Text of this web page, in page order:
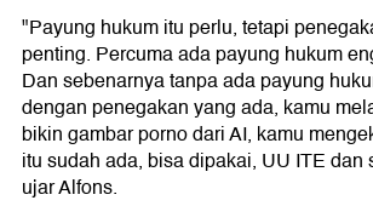
"Payung hukum itu perlu, tetapi
penting. Percuma ada payung hukum
Dan sebenarnya tanpa ada payung
dengan penegakan yang ada, kamu
bikin gambar porno dari AI, kamu
itu sudah ada, bisa dipakai, UU ITE dan
ujar Alfons.